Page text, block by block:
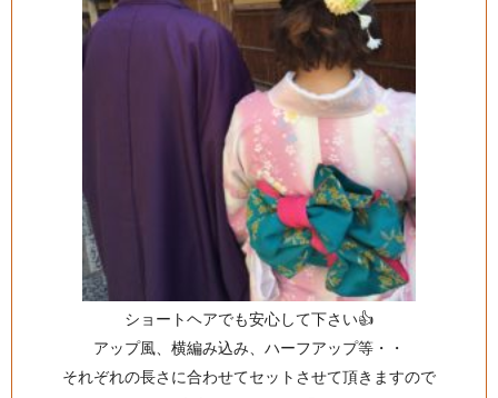
ショートヘアでも安心して下さい👍
アップ風、横編み込み、ハーフアップ等・・
それぞれの長さに合わせてセットさせて頂きますので